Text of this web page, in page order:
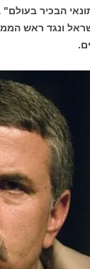
הבכיר
ונגד ראש